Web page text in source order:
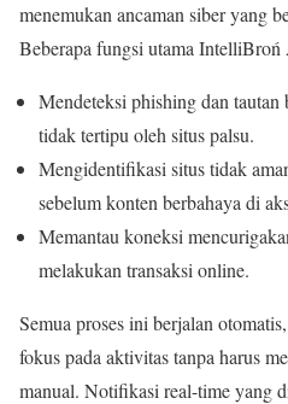
menemukan ancaman siber yang
Beberapa fungsi utama IntelliBroń
Mendeteksi phishing dan tautan
tidak tertipu oleh situs palsu.
Mengidentifikasi situs tidak
sebelum konten berbahaya di
Memantau koneksi
melakukan transaksi online.
Semua proses ini berjalan
fokus pada aktivitas tanpa harus
manual. Notifikasi real-time yang